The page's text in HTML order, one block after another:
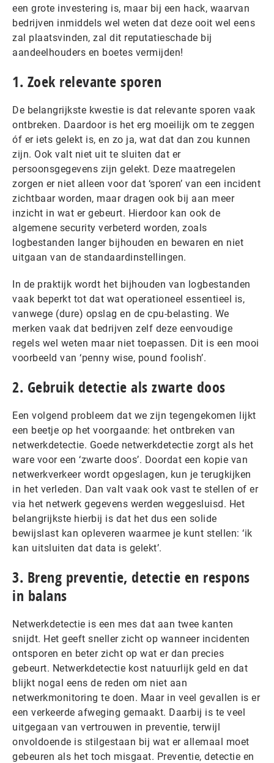
een grote investering is, maar bij een hack, waarvan
bedrijven inmiddels wel weten dat deze ooit wel eens
zal plaatsvinden, zal dit reputatieschade bij
aandeelhouders en boetes vermijden!
1. Zoek relevante sporen
De belangrijkste kwestie is dat relevante sporen vaak
ontbreken. Daardoor is het erg moeilijk om te zeggen
óf er iets gelekt is, en zo ja, wat dat dan zou kunnen
zijn. Ook valt niet uit te sluiten dat er
persoonsgegevens zijn gelekt. Deze maatregelen
zorgen er niet alleen voor dat ‘sporen’ van een incident
zichtbaar worden, maar dragen ook bij aan meer
inzicht in wat er gebeurt. Hierdoor kan ook de
algemene security verbeterd worden, zoals
logbestanden langer bijhouden en bewaren en niet
uitgaan van de standaardinstellingen.
In de praktijk wordt het bijhouden van logbestanden
vaak beperkt tot dat wat operationeel essentieel is,
vanwege (dure) opslag en de cpu-belasting. We
merken vaak dat bedrijven zelf deze eenvoudige
regels wel weten maar niet toepassen. Dit is een mooi
voorbeeld van ‘penny wise, pound foolish’.
2. Gebruik detectie als zwarte doos
Een volgend probleem dat we zijn tegengekomen lijkt
een beetje op het voorgaande: het ontbreken van
netwerkdetectie. Goede netwerkdetectie zorgt als het
ware voor een ‘zwarte doos’. Doordat een kopie van
netwerkverkeer wordt opgeslagen, kun je terugkijken
in het verleden. Dan valt vaak ook vast te stellen of er
via het netwerk gegevens werden weggesluisd. Het
belangrijkste hierbij is dat het dus een solide
bewijslast kan opleveren waarmee je kunt stellen: ‘ik
kan uitsluiten dat data is gelekt’.
3. Breng preventie, detectie en respons
in balans
Netwerkdetectie is een mes dat aan twee kanten
snijdt. Het geeft sneller zicht op wanneer incidenten
ontsporen en beter zicht op wat er dan precies
gebeurt. Netwerkdetectie kost natuurlijk geld en dat
blijkt nogal eens de reden om niet aan
netwerkmonitoring te doen. Maar in veel gevallen is er
een verkeerde afweging gemaakt. Daarbij is te veel
uitgegaan van vertrouwen in preventie, terwijl
onvoldoende is stilgestaan bij wat er allemaal moet
gebeuren als het toch misgaat. Preventie, detectie en